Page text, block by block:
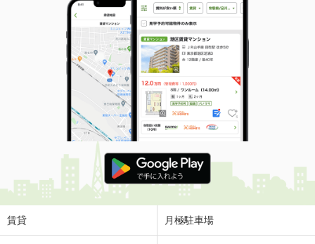
賃貸 月極駐車場